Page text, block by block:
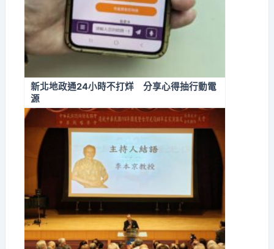
新北地政通24小時不打烊 分享心得抽行動電
源